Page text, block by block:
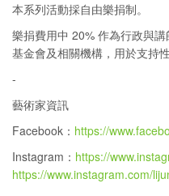
本系列活動採自由樂捐制。
樂捐費用中 20% 作為行政與
基金會及相關機構，用於支持
-
藝術家資訊
Facebook： https://
Instagram： https://
https://www.instagram.com/